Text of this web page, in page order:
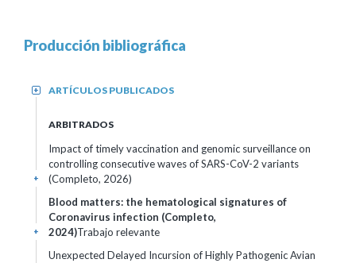
Producción bibliográfica
ARTÍCULOS PUBLICADOS
+
ARBITRADOS
Impact of timely vaccination and genomic surveillance on
controlling consecutive waves of SARS-CoV-2 variants
(Completo, 2026)
+
Blood matters: the hematological signatures of
Coronavirus infection (Completo,
2024)Trabajo relevante
+
Unexpected Delayed Incursion of Highly Pathogenic Avian